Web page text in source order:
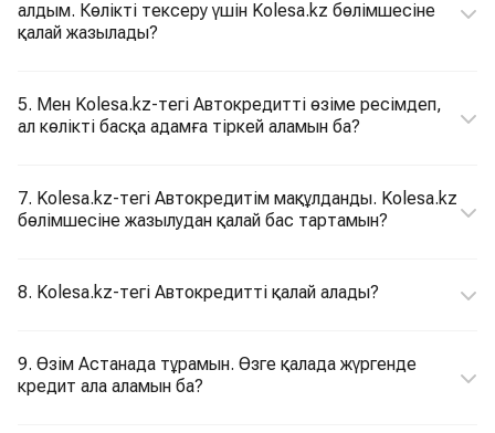
алдым. Көлікті тексеру үшін Kolesa.kz бөлімшесіне
қалай жазылады?
5. Мен Kolesa.kz-тегі Автокредитті өзіме ресімдеп,
ал көлікті басқа адамға тіркей аламын ба?
7. Kolesa.kz-тегі Автокредитім мақұлданды. Kolesa.kz
бөлімшесіне жазылудан қалай бас тартамын?
8. Kolesa.kz-тегі Автокредитті қалай алады?
9. Өзім Астанада тұрамын. Өзге қалада жүргенде
кредит ала аламын ба?